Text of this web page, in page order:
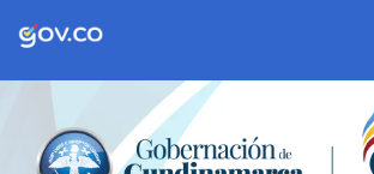
contenido